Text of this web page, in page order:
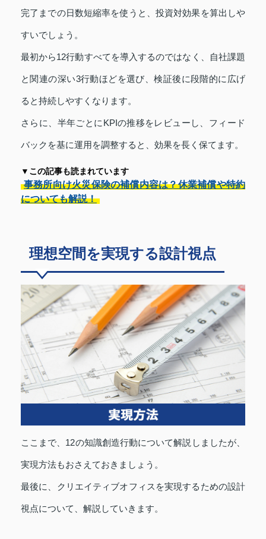
完了までの日数短縮率を使うと、投資対効果を算出しや
すいでしょう。
最初から12行動すべてを導入するのではなく、自社課題
と関連の深い3行動ほどを選び、検証後に段階的に広げ
ると持続しやすくなります。
さらに、半年ごとにKPIの推移をレビューし、フィード
バックを基に運用を調整すると、効果を長く保てます。
▼この記事も読まれています
事務所向け火災保険の補償内容は？休業補償や特約
についても解説！
理想空間を実現する設計視点
ここまで、12の知識創造行動について解説しましたが、
実現方法もおさえておきましょう。
最後に、クリエイティブオフィスを実現するための設計
視点について、解説していきます。